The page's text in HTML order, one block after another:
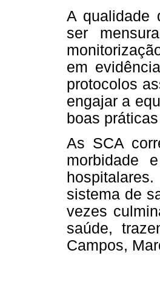
A qualidade
ser
em
protocolos
engajar a
boas
As SCA
morbidade
sistema de
vezes
saúde,
Campos,